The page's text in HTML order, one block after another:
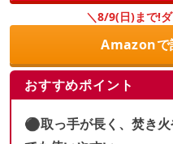
＼8/9(日)まで!
Amazonで
おすすめポイント
⚫︎取っ手が長く、焚き